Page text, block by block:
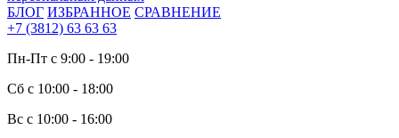
БЛОГ ИЗБРАННОЕ СРАВНЕНИЕ
+7 (3812) 63 63 63
Пн-Пт с 9:00 - 19:00
Сб с 10:00 - 18:00
Вс с 10:00 - 16:00